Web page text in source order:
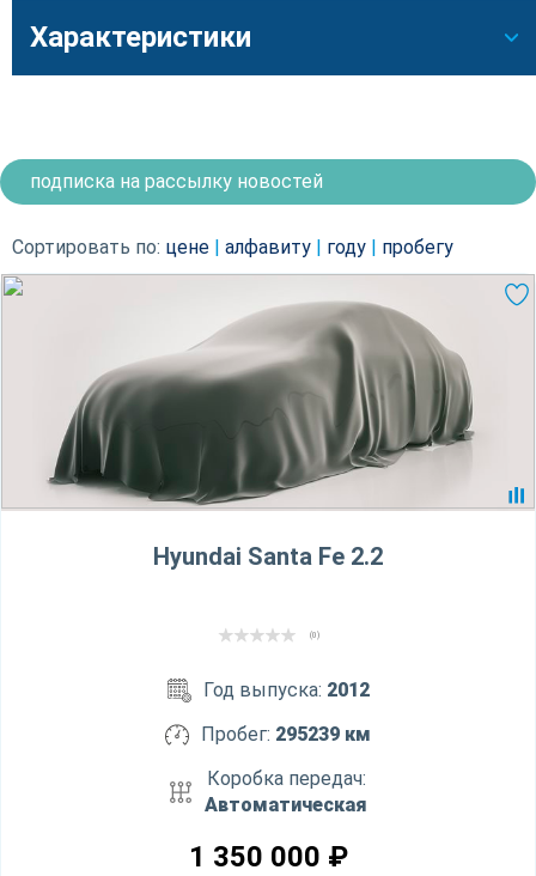
Характеристики
подписка на рассылку новостей
Сортировать по: цене алфавиту году пробегу
Hyundai Santa Fe 2.2
(0)
Год выпуска: 2012
Пробег: 295239 км
Коробка передач:
Автоматическая
1 350 000 ₽